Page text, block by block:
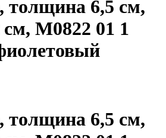
толщина 6,5 см,
M0822 01 1
толщина 6,5 см,